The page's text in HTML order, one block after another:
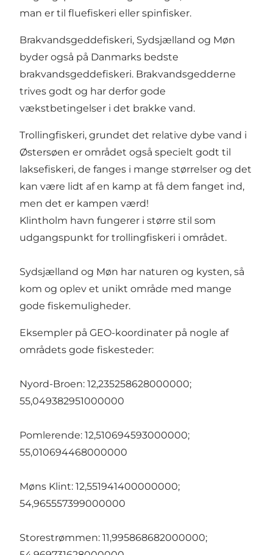
man er til fluefiskeri eller spinfisker.
Brakvandsgeddefiskeri, Sydsjælland og Møn
byder også på Danmarks bedste
brakvandsgeddefiskeri. Brakvandsgedderne
trives godt og har derfor gode
vækstbetingelser i det brakke vand.
Trollingfiskeri, grundet det relative dybe vand i
Østersøen er området også specielt godt til
laksefiskeri, de fanges i mange størrelser og det
kan være lidt af en kamp at få dem fanget ind,
men det er kampen værd!
Klintholm havn fungerer i større stil som
udgangspunkt for trollingfiskeri i området.
Sydsjælland og Møn har naturen og kysten, så
kom og oplev et unikt område med mange
gode fiskemuligheder.
Eksempler på GEO-koordinater på nogle af
områdets gode fiskesteder:
Nyord-Broen: 12,235258628000000;
55,049382951000000
Pomlerende: 12,510694593000000;
55,010694468000000
Møns Klint: 12,551941400000000;
54,965557399000000
Storestrømmen: 11,995868682000000;